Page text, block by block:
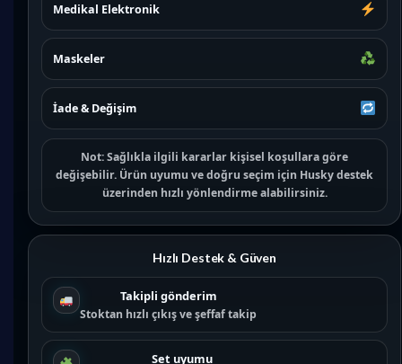
Medikal Elektronik
Maskeler
İade & Değişim
Not:Sağlıkla ilgili kararlar kişisel koşullara göre
değişebilir. Ürün uyumu ve doğru seçim için Husky destek
üzerinden hızlı yönlendirme alabilirsiniz.
Hızlı Destek & Güven
Takipli gönderim
Stoktan hızlı çıkış ve şeffaf takip
Set uyumu